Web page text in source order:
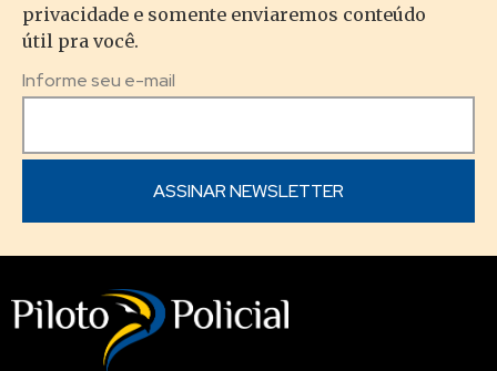
privacidade e somente enviaremos conteúdo
útil pra você.
Informe seu e-mail